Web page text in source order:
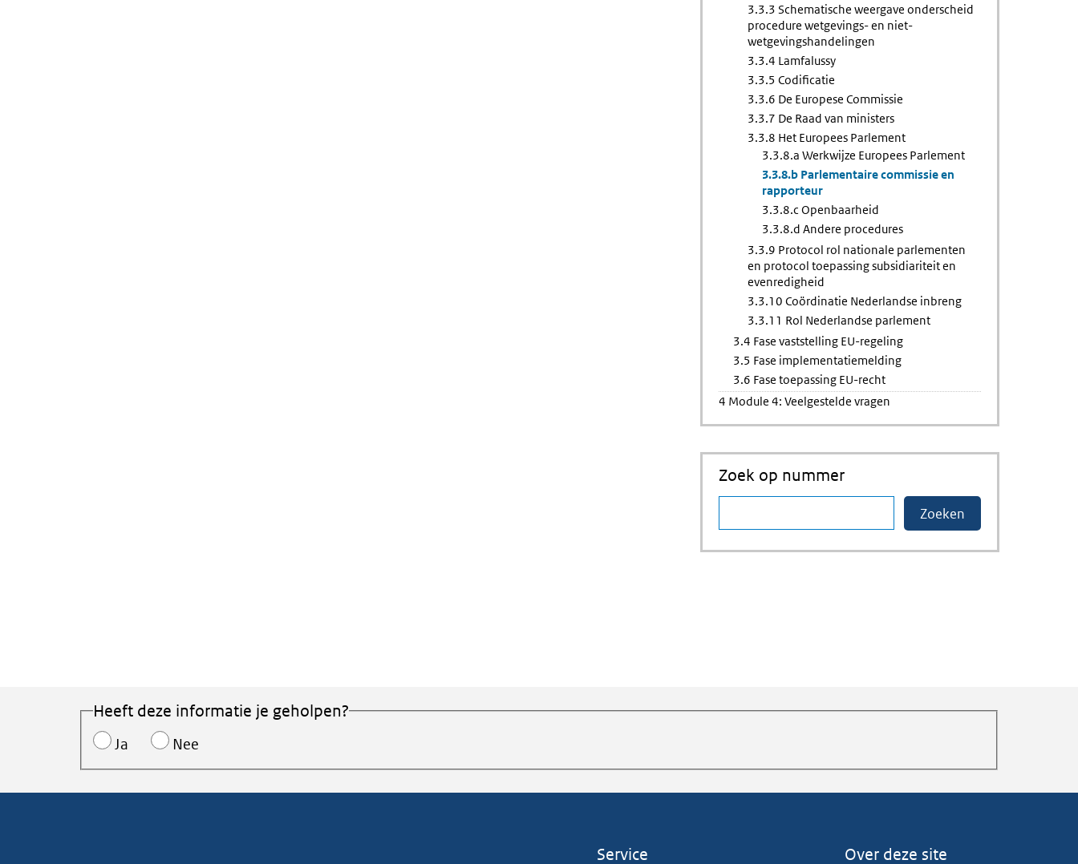
3.3.3 Schematische weergave onderscheid
procedure wetgevings- en niet-
wetgevingshandelingen
3.3.4 Lamfalussy
3.3.5 Codificatie
3.3.6 De Europese Commissie
3.3.7 De Raad van ministers
3.3.8 Het Europees Parlement
3.3.8.a Werkwijze Europees Parlement
3.3.8.b Parlementaire commissie en
rapporteur
3.3.8.c Openbaarheid
3.3.8.d Andere procedures
3.3.9 Protocol rol nationale parlementen
en protocol toepassing subsidiariteit en
evenredigheid
3.3.10 Coördinatie Nederlandse inbreng
3.3.11 Rol Nederlandse parlement
3.4 Fase vaststelling EU-regeling
3.5 Fase implementatiemelding
3.6 Fase toepassing EU-recht
4 Module 4: Veelgestelde vragen
Zoek op nummer
Heeft deze informatie je geholpen?
Ja Nee
Service Over deze site